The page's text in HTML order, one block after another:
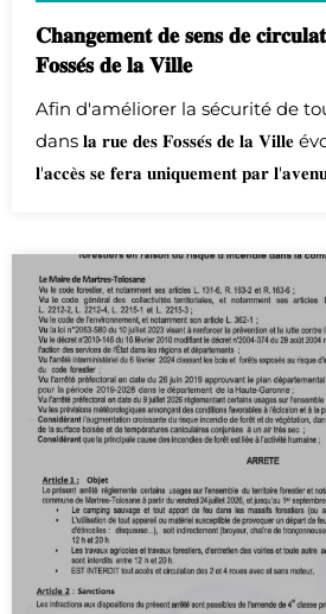
𝐂𝐡𝐚𝐧𝐠𝐞𝐦𝐞𝐧𝐭 𝐝𝐞 𝐬𝐞𝐧𝐬 𝐝𝐞
𝐅𝐨𝐬𝐬𝐞́𝐬 𝐝𝐞 𝐥𝐚 𝐕𝐢𝐥𝐥𝐞
Afin d'améliorer la sécurité de
dans 𝐥𝐚 𝐫𝐮𝐞 𝐝𝐞𝐬 𝐅𝐨𝐬𝐬𝐞́𝐬 𝐝𝐞 𝐥𝐚 𝐕𝐢𝐥𝐥𝐞
𝐥'𝐚𝐜𝐜𝐞̀𝐬 𝐬𝐞 𝐟𝐞𝐫𝐚 𝐮𝐧𝐢𝐪𝐮𝐞𝐦𝐞𝐧𝐭 𝐩𝐚𝐫